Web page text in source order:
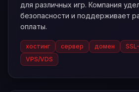
для различных игр. Компания
безопасности и поддерживает
оплаты.
хостинг сервер домен
VPS/VDS